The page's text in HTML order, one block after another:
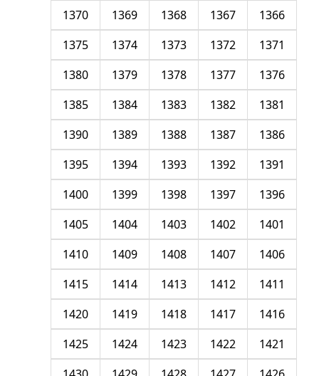
1366
1367
1368
1369
1370
1371
1372
1373
1374
1375
1376
1377
1378
1379
1380
1381
1382
1383
1384
1385
1386
1387
1388
1389
1390
1391
1392
1393
1394
1395
1396
1397
1398
1399
1400
1401
1402
1403
1404
1405
1406
1407
1408
1409
1410
1411
1412
1413
1414
1415
1416
1417
1418
1419
1420
1421
1422
1423
1424
1425